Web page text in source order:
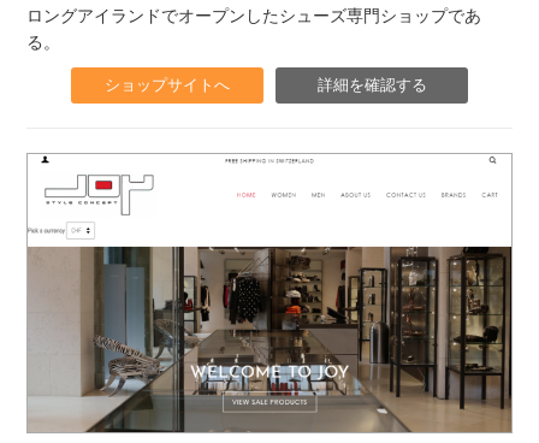
ロングアイランドでオープンしたシューズ専門ショップであ
る。
ショップサイトへ 詳細を確認する